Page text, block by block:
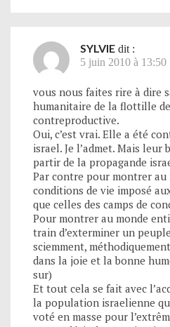
SYLVIE dit :
5 juin 2010 à 13:50
vous nous faites rire à dire
humanitaire de la flottille
contreproductive.
Oui, c’est vrai. Elle a été
israel. Je l’admet. Mais
partir de la propagande
Par contre pour montrer au
conditions de vie imposé
que celles des camps de
Pour montrer au monde
train d’exterminer un
sciemment,
dans la joie et la bonne
sur)
Et tout cela se fait avec
la population israelienne
voté en masse pour